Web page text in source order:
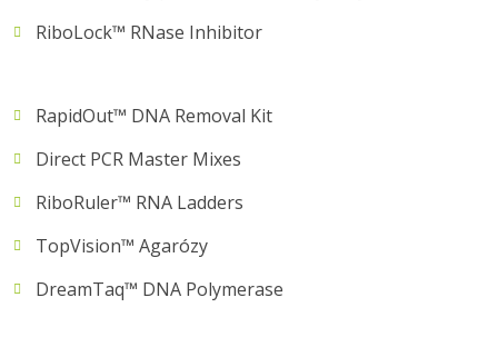
RiboLock™ RNase Inhibitor
RapidOut™ DNA Removal Kit
Direct PCR Master Mixes
RiboRuler™ RNA Ladders
TopVision™ Agarózy
DreamTaq™ DNA Polymerase